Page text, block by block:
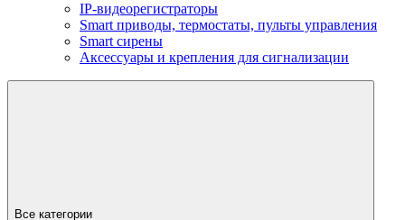
IP-видеорегистраторы
Smart приводы, термостаты, пульты управления
Smart сирены
Аксессуары и крепления для сигнализации
Все категории